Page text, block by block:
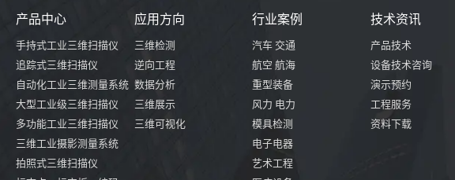
产品中心
手持式工业三维扫描仪
追踪式三维扫描仪
自动化工业三维测量系统
大型工业级三维扫描仪
多功能工业三维扫描仪
三维工业摄影测量系统
拍照式三维扫描仪
应用方向
三维检测
逆向工程
数据分析
三维展示
三维可视化
行业案例
汽车 交通
航空 航海
重型装备
风力 电力
模具检测
电子电器
艺术工程
技术资讯
产品技术
设备技术咨询
演示预约
工程服务
资料下载